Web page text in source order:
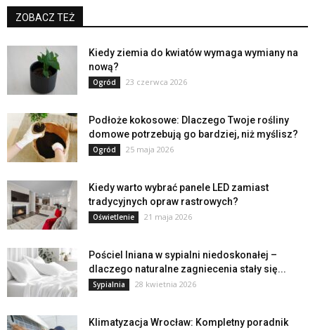
ZOBACZ TEŻ
Kiedy ziemia do kwiatów wymaga wymiany na
nową?
Ogród 23 czerwca 2026
Podłoże kokosowe: Dlaczego Twoje rośliny
domowe potrzebują go bardziej, niż myślisz?
Ogród 25 maja 2026
Kiedy warto wybrać panele LED zamiast
tradycyjnych opraw rastrowych?
Oświetlenie 21 maja 2026
Pościel lniana w sypialni niedoskonałej –
dlaczego naturalne zagniecenia stały się...
Sypialnia 28 kwietnia 2026
Klimatyzacja Wrocław: Kompletny poradnik